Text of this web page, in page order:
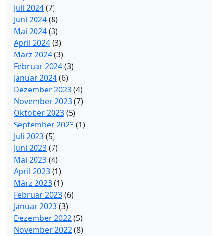
Juli 2024(7)
Juni 2024(8)
Mai 2024(3)
April 2024(3)
März 2024(3)
Februar 2024(3)
Januar 2024(6)
Dezember 2023(4)
November 2023(7)
Oktober 2023(5)
September 2023(1)
Juli 2023(5)
Juni 2023(7)
Mai 2023(4)
April 2023(1)
März 2023(1)
Februar 2023(6)
Januar 2023(3)
Dezember 2022(5)
November 2022(8)